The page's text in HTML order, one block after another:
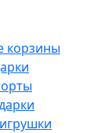
корзины